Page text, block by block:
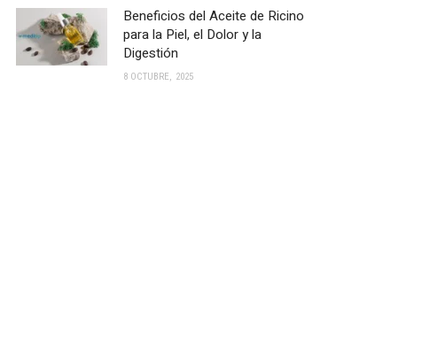
Beneficios del Aceite de Ricino
para la Piel, el Dolor y la
Digestión
8 OCTUBRE, 2025